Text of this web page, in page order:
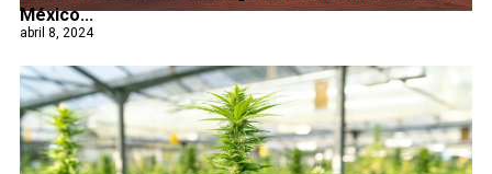
México...
abril 8, 2024